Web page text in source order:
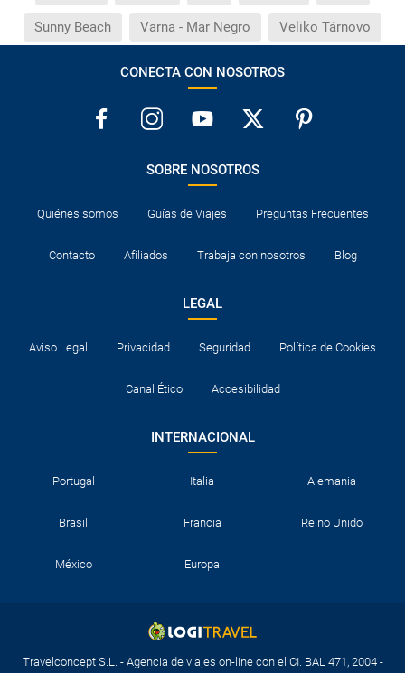
Sunny Beach Varna - Mar Negro Veliko Tárnovo
CONECTA CON NOSOTROS
SOBRE NOSOTROS
Quiénes somos Guías de Viajes Preguntas Frecuentes
Contacto Afiliados Trabaja con nosotros Blog
LEGAL
Aviso Legal Privacidad Seguridad Política de Cookies
Canal Ético Accesibilidad
INTERNACIONAL
Portugal Italia Alemania
Brasil Francia Reino Unido
México Europa
Travelconcept S.L. - Agencia de viajes on-line con el CI. BAL 471, 2004 -